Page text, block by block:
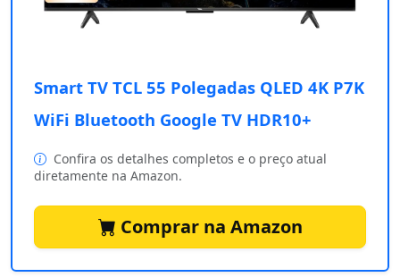
Smart TV TCL 55 Polegadas QLED 4K P7K
WiFi Bluetooth Google TV HDR10+
Confira os detalhes completos e o preço atual
diretamente na Amazon.
Comprar na Amazon